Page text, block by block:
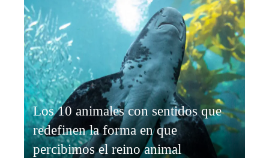
Los 10 animales con sentidos que
redefinen la forma en que
percibimos el reino animal